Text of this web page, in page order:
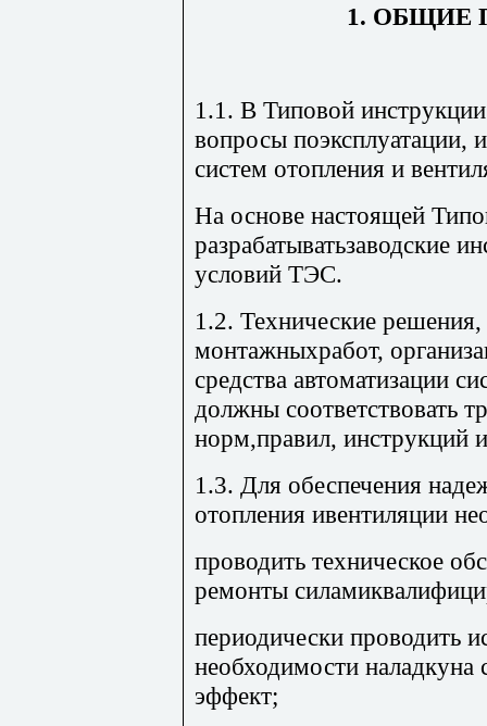
1. ОБЩИЕ
1.1. В Типовой
вопросы поэксплуатации,
систем отопления и
На основе настоящей
разрабатыватьзаводские
условий ТЭС.
1.2. Технические
монтажныхработ,
средства автоматизации
должны соответствовать
норм,правил, инструкций
1.3. Для обеспечения
отопления ивентиляции
проводить техническое
ремонты
периодически проводить
необходимости наладкуна
эффект;